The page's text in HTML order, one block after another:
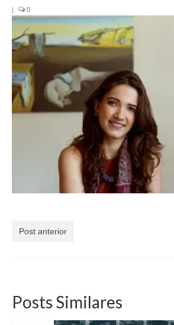
Contato
Currículo
| 0
Post anterior
Posts Similares